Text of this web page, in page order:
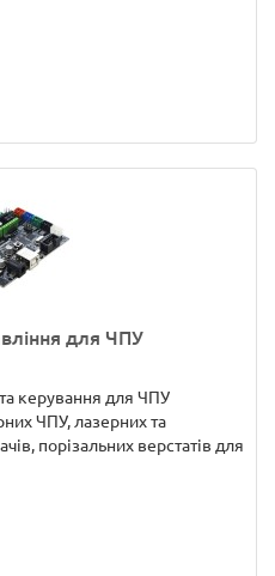
для ЧПУ
керування для ЧПУ
ЧПУ, лазерних та
порізальних верстатів для